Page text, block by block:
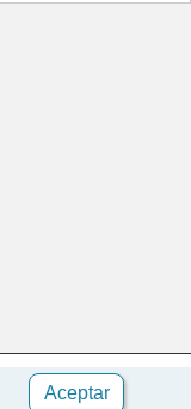
Aceptar